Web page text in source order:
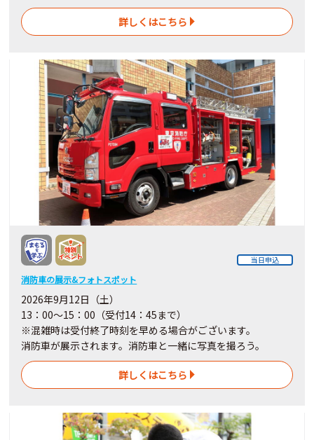
詳しくはこちら
当日申込
消防車の展示&フォトスポット
2026年9月12日（土）
13：00～15：00（受付14：45まで）
※混雑時は受付終了時刻を早める場合がございます。
消防車が展示されます。消防車と一緒に写真を撮ろう。
詳しくはこちら